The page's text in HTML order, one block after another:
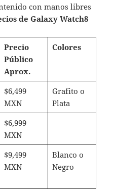
con manos libres
de Galaxy Watch8
Precio
Público
Aprox.
Colores
$6,499
MXN
Grafito o
Plata
$6,999
MXN
$9,499
MXN
Blanco o
Negro